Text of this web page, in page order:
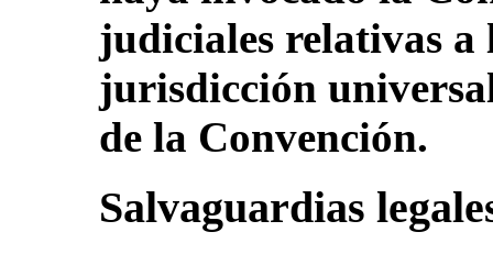
judiciales relativas
jurisdicción
de la Convención.
Salvaguardias